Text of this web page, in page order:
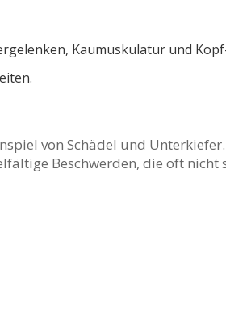
Kaumuskulatur und
von Schädel und Unterkiefer.
Beschwerden, die oft